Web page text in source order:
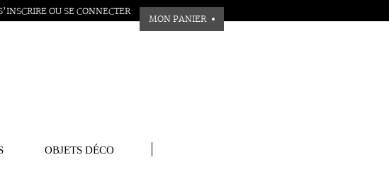
OU SE CONNECTER
MON PANIER
OBJETS DÉCO